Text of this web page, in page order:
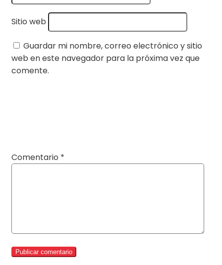
Sitio web
Guardar mi nombre, correo electrónico y sitio
web en este navegador para la próxima vez que
comente.
Comentario *